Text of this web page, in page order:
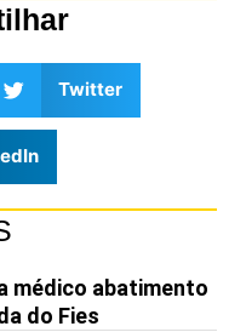
Twitter
médico abatimento
do Fies